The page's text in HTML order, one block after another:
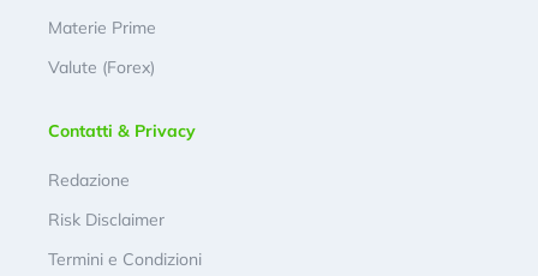
Materie Prime
Valute (Forex)
Contatti & Privacy
Redazione
Risk Disclaimer
Termini e Condizioni